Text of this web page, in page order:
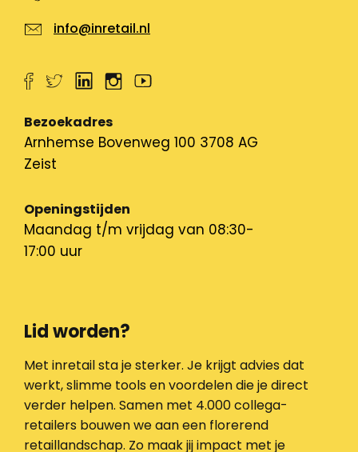
info@inretail.nl
Bezoekadres
Arnhemse Bovenweg 100 3708 AG
Zeist
Openingstijden
Maandag t/m vrijdag van 08:30-
17:00 uur
Lid worden?
Met inretail sta je sterker. Je krijgt advies dat
werkt, slimme tools en voordelen die je direct
verder helpen. Samen met 4.000 collega-
retailers bouwen we aan een florerend
retaillandschap. Zo maak jij impact met je